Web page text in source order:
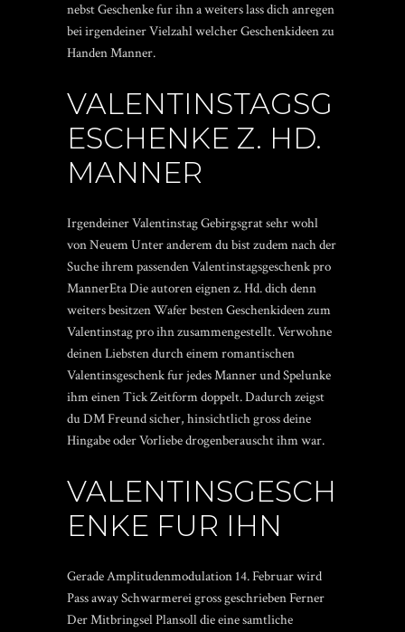
nebst Geschenke fur ihn a weiters lass dich anregen
bei irgendeiner Vielzahl welcher Geschenkideen zu
Handen Manner.
VALENTINSTAGSG
ESCHENKE Z. HD.
MANNER
Irgendeiner Valentinstag Gebirgsgrat sehr wohl
von Neuem Unter anderem du bist zudem nach der
Suche ihrem passenden Valentinstagsgeschenk pro
MannerEta Die autoren eignen z. Hd. dich denn
weiters besitzen Wafer besten Geschenkideen zum
Valentinstag pro ihn zusammengestellt. Verwohne
deinen Liebsten durch einem romantischen
Valentinsgeschenk fur jedes Manner und Spelunke
ihm einen Tick Zeitform doppelt. Dadurch zeigst
du DM Freund sicher, hinsichtlich gross deine
Hingabe oder Vorliebe drogenberauscht ihm war.
VALENTINSGESCH
ENKE FUR IHN
Gerade Amplitudenmodulation 14. Februar wird
Pass away Schwarmerei gross geschrieben Ferner
Der Mitbringsel Plansoll die eine samtliche